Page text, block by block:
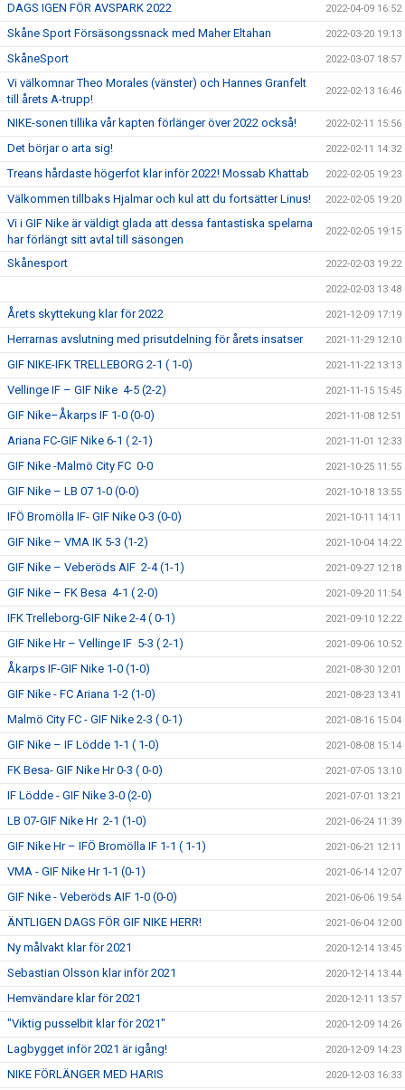
DAGS IGEN FÖR AVSPARK 2022 2022-04-09 16:52
Skåne Sport Försäsongssnack med Maher Eltahan 2022-03-20 19:13
SkåneSport 2022-03-07 18:57
Vi välkomnar Theo Morales (vänster) och Hannes Granfelt
till årets A-trupp!
2022-02-13 16:46
NIKE-sonen tillika vår kapten förlänger över 2022 också! 2022-02-11 15:56
Det börjar o arta sig! 2022-02-11 14:32
Treans hårdaste högerfot klar inför 2022! Mossab Khattab 2022-02-05 19:23
Välkommen tillbaks Hjalmar och kul att du fortsätter Linus! 2022-02-05 19:20
Vi i GIF Nike är väldigt glada att dessa fantastiska spelarna
har förlängt sitt avtal till säsongen
2022-02-05 19:15
Skånesport 2022-02-03 19:22
2022-02-03 13:48
Årets skyttekung klar för 2022 2021-12-09 17:19
Herrarnas avslutning med prisutdelning för årets insatser 2021-11-29 12:10
GIF NIKE-IFK TRELLEBORG 2-1 ( 1-0) 2021-11-22 13:13
Vellinge IF – GIF Nike 4-5 (2-2) 2021-11-15 15:45
GIF Nike–Åkarps IF 1-0 (0-0) 2021-11-08 12:51
Ariana FC-GIF Nike 6-1 ( 2-1) 2021-11-01 12:33
GIF Nike -Malmö City FC 0-0 2021-10-25 11:55
GIF Nike – LB 07 1-0 (0-0) 2021-10-18 13:55
IFÖ Bromölla IF- GIF Nike 0-3 (0-0) 2021-10-11 14:11
GIF Nike – VMA IK 5-3 (1-2) 2021-10-04 14:22
GIF Nike – Veberöds AIF 2-4 (1-1) 2021-09-27 12:18
GIF Nike – FK Besa 4-1 ( 2-0) 2021-09-20 11:54
IFK Trelleborg-GIF Nike 2-4 ( 0-1) 2021-09-10 12:22
GIF Nike Hr – Vellinge IF 5-3 ( 2-1) 2021-09-06 10:52
Åkarps IF-GIF Nike 1-0 (1-0) 2021-08-30 12:01
GIF Nike - FC Ariana 1-2 (1-0) 2021-08-23 13:41
Malmö City FC - GIF Nike 2-3 ( 0-1) 2021-08-16 15:04
GIF Nike – IF Lödde 1-1 ( 1-0) 2021-08-08 15:14
FK Besa- GIF Nike Hr 0-3 ( 0-0) 2021-07-05 13:10
IF Lödde - GIF Nike 3-0 (2-0) 2021-07-01 13:21
LB 07-GIF Nike Hr 2-1 (1-0) 2021-06-24 11:39
GIF Nike Hr – IFÖ Bromölla IF 1-1 ( 1-1) 2021-06-21 12:11
VMA - GIF Nike Hr 1-1 (0-1) 2021-06-14 12:07
GIF Nike - Veberöds AIF 1-0 (0-0) 2021-06-06 19:54
ÄNTLIGEN DAGS FÖR GIF NIKE HERR! 2021-06-04 12:00
Ny målvakt klar för 2021 2020-12-14 13:45
Sebastian Olsson klar inför 2021 2020-12-14 13:44
Hemvändare klar för 2021 2020-12-11 13:57
"Viktig pusselbit klar för 2021" 2020-12-09 14:26
Lagbygget inför 2021 är igång! 2020-12-09 14:23
NIKE FÖRLÄNGER MED HARIS 2020-12-03 16:33